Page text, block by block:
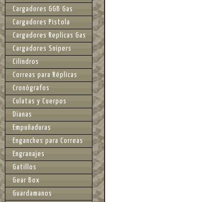
Cargadores GGB Gas
Cargadores Pistola
Cargadores Replicas Gas
Cargadores Snipers
Cilindros
Correas para Réplicas
Cronógrafos
Culatas y Cuerpos
Dianas
Empuñaduras
Enganches para Correas
Engranajes
Gatillos
Gear Box
Guardamanos